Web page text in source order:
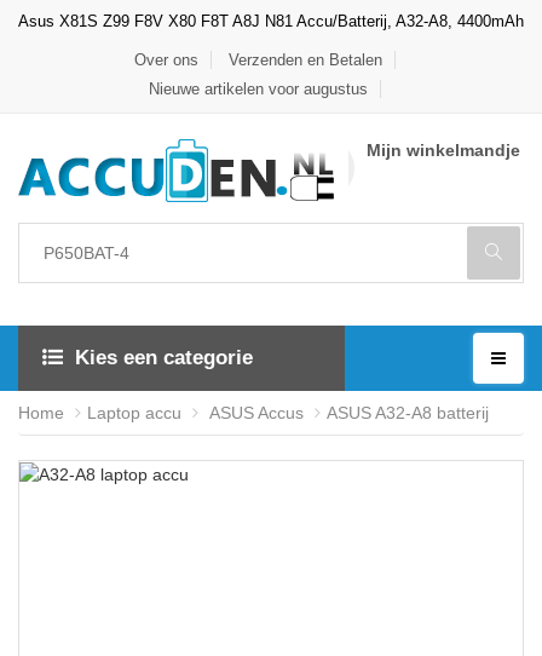
Asus X81S Z99 F8V X80 F8T A8J N81 Accu/Batterij, A32-A8, 4400mAh
Over ons
Verzenden en Betalen
Nieuwe artikelen voor augustus
Mijn winkelmandje
Kies een categorie
Home Laptop accu ASUS Accus ASUS A32-A8 batterij